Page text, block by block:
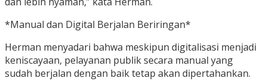
*Manual dan Digital Berjalan Beriringan*
Herman menyadari bahwa meskipun digitalisasi menjadi
keniscayaan, pelayanan publik secara manual yang
sudah berjalan dengan baik tetap akan dipertahankan.